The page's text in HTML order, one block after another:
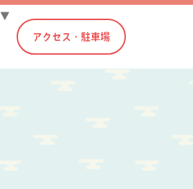
▼
アクセス・駐車場